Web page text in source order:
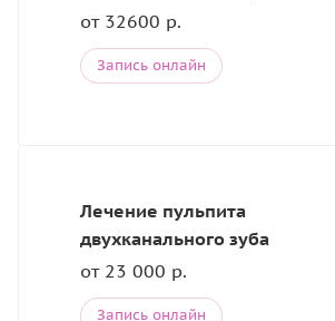
от 32600 р.
Запись онлайн
Лечение пульпита
двухканального зуба
от 23 000 р.
Запись онлайн